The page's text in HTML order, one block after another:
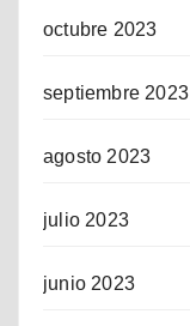
octubre 2023
septiembre 2023
agosto 2023
julio 2023
junio 2023